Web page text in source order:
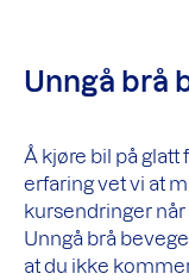
Unngå brå
Å kjøre bil på glatt
erfaring vet vi at
kursendringer når
Unngå brå
at du ikke